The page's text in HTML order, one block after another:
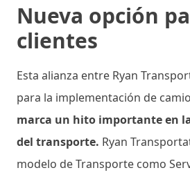
Nueva opción
clientes
Esta alianza entre Ryan
para la implementación de
marca un hito importante en
del transporte. Ryan
modelo de Transporte como